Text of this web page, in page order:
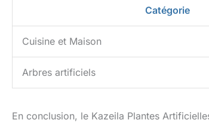
Catégorie
Cuisine et Maison
Arbres artificiels
En conclusion, le Kazeila Plantes